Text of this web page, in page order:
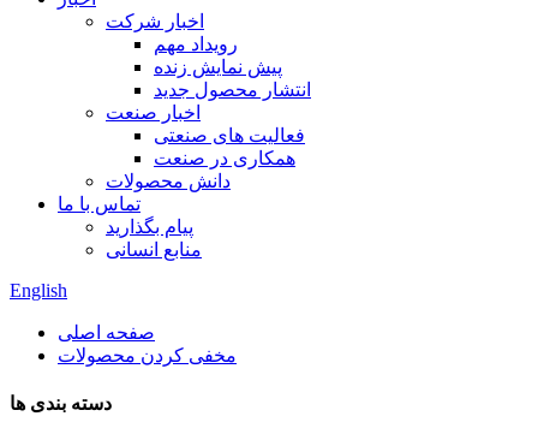
اخبار شرکت
رویداد مهم
پیش نمایش زنده
انتشار محصول جدید
اخبار صنعت
فعالیت های صنعتی
همکاری در صنعت
دانش محصولات
تماس با ما
پیام بگذارید
منابع انسانی
English
صفحه اصلی
مخفی کردن محصولات
دسته بندی ها